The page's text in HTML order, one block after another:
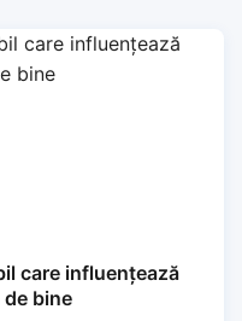
care influențează
bine